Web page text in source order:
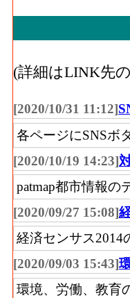
(詳細はLINK先
[2020/10/31 11:12]
各ページにSNSボ
[2020/10/19 14:23]
patmap都市情報の
[2020/09/27 15:08]
経済センサス2014
[2020/09/03 15:43]
環境、労働、教育